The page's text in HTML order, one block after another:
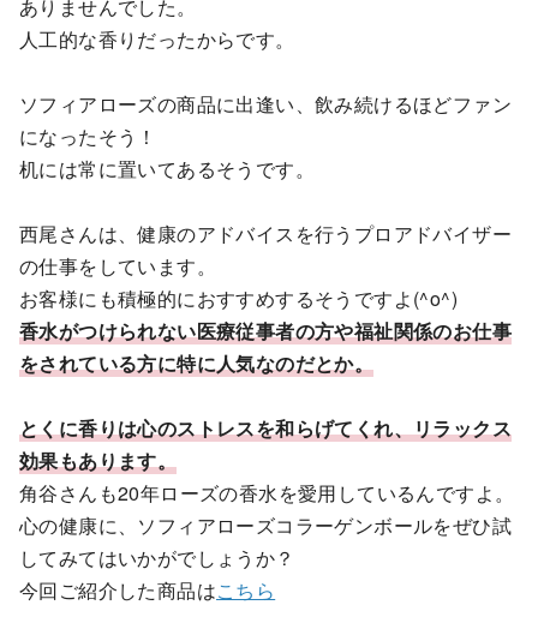
ありませんでした。
人工的な香りだったからです。
ソフィアローズの商品に出逢い、飲み続けるほどファン
になったそう！
机には常に置いてあるそうです。
西尾さんは、健康のアドバイスを行うプロアドバイザー
の仕事をしています。
お客様にも積極的におすすめするそうですよ(^o^)
香水がつけられない医療従事者の方や福祉関係のお仕事
をされている方に特に人気なのだとか。
とくに香りは心のストレスを和らげてくれ、リラックス
効果もあります。
角谷さんも20年ローズの香水を愛用しているんですよ。
心の健康に、ソフィアローズコラーゲンボールをぜひ試
してみてはいかがでしょうか？
今回ご紹介した商品はこちら